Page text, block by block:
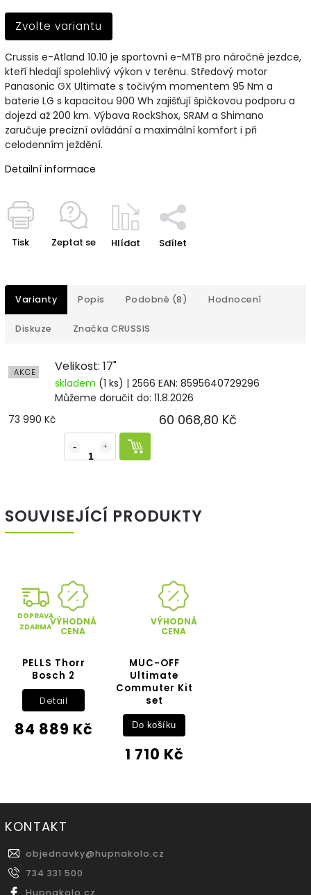
Zvolte variantu
Crussis e-Atland 10.10 je sportovní e-MTB pro náročné jezdce,
kteří hledají spolehlivý výkon v terénu. Středový motor
Panasonic GX Ultimate s točivým momentem 95 Nm a
baterie LG s kapacitou 900 Wh zajišťují špičkovou podporu a
dojezd až 200 km. Výbava RockShox, SRAM a Shimano
zaručuje precizní ovládání a maximální komfort i při
celodenním ježdění.
Detailní informace
Tisk Zeptat se Hlídat Sdílet
Varianty Popis Podobné (8) Hodnocení
Diskuze Značka CRUSSIS
AKCE Velikost: 17"
skladem (1 ks) | 2566 EAN: 8595640729296
Můžeme doručit do: 11.8.2026
73 990 Kč
60 068,80 Kč
SOUVISEJÍCÍ PRODUKTY
DOPRAVA
ZDARMAVÝHODNÁ
CENA
PELLS Thorr
Bosch 2
84 889 Kč
Detail
VÝHODNÁ
CENA
MUC-OFF
Ultimate
Commuter Kit
set
1 710 Kč
Do košíku
KONTAKT
objednavky@hupnakolo.cz
734 331 500